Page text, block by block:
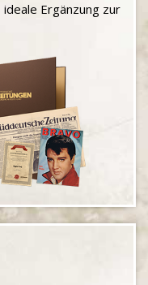
Ergänzung zur